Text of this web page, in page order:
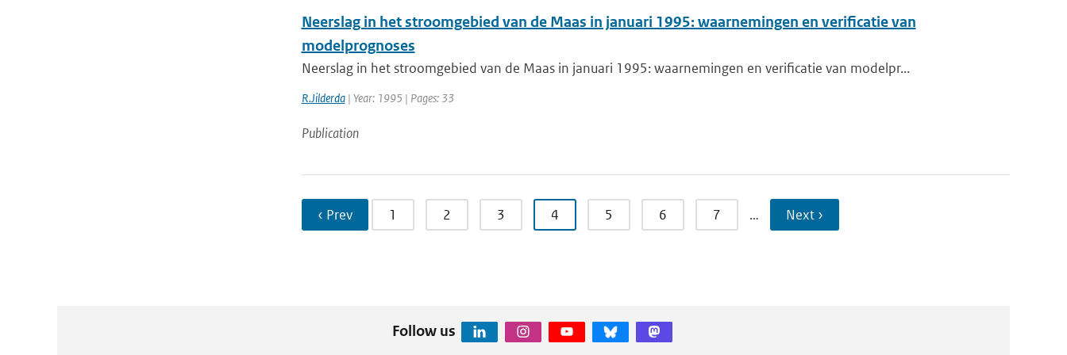
Neerslag in het stroomgebied van de Maas in januari 1995: waarnemingen en verificatie van
modelprognoses
Neerslag in het stroomgebied van de Maas in januari 1995: waarnemingen en verificatie van modelpr...
R.Jilderda| Year: 1995 | Pages: 33
Publication
‹ Prev 1 2 3 4 5 6 7 … Next ›
Follow us